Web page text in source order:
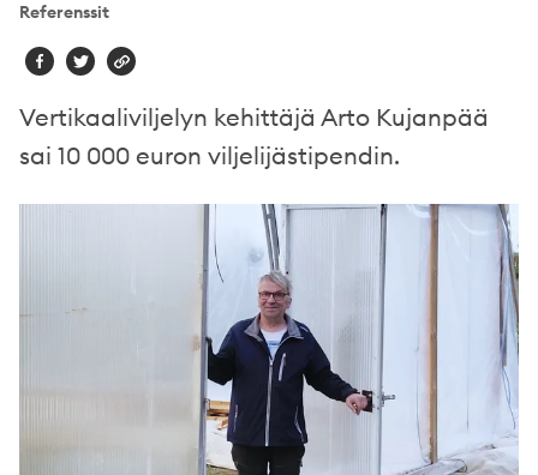
Referenssit
Vertikaaliviljelyn kehittäjä Arto Kujanpää
sai 10 000 euron viljelijästipendin.